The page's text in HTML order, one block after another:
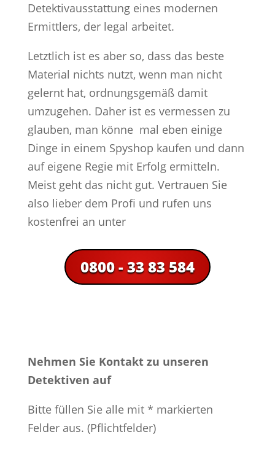
Detektivausstattung eines modernen
Ermittlers, der legal arbeitet.
Letztlich ist es aber so, dass das beste
Material nichts nutzt, wenn man nicht
gelernt hat, ordnungsgemäß damit
umzugehen. Daher ist es vermessen zu
glauben, man könne mal eben einige
Dinge in einem Spyshop kaufen und dann
auf eigene Regie mit Erfolg ermitteln.
Meist geht das nicht gut. Vertrauen Sie
also lieber dem Profi und rufen uns
kostenfrei an unter
0800 - 33 83 584
Nehmen Sie Kontakt zu unseren
Detektiven auf
Bitte füllen Sie alle mit * markierten
Felder aus. (Pflichtfelder)